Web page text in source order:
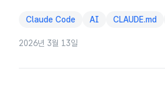
Claude Code AI CLAUDE.md
2026년 3월 13일